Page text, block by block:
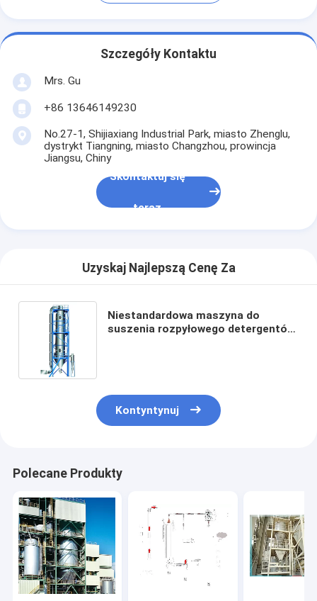
Szczegóły Kontaktu
Mrs. Gu
+86 13646149230
No.27-1, Shijiaxiang Industrial Park, miasto Zhenglu,
dystrykt Tiangning, miasto Changzhou, prowincja
Jiangsu, Chiny
Skontaktuj się
teraz
Uzyskaj Najlepszą Cenę Za
Niestandardowa maszyna do
suszenia rozpyłowego detergentów,
Kontyntynuj
Polecane Produkty